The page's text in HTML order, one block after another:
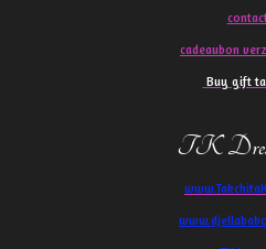
cadeaubon
Buy gift
TK